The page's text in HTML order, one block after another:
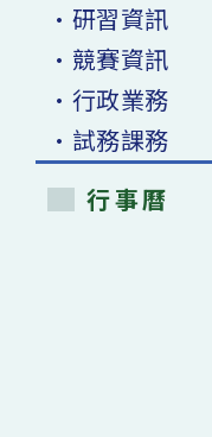
•研習資訊
•競賽資訊
•行政業務
•試務課務
行事曆